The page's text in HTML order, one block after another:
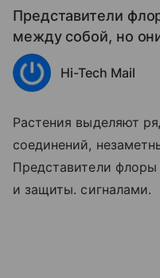
Представители
между собой, но
Hi-Tech Mail
Растения выделяют
соединений,
Представители
и защиты. сигналами.